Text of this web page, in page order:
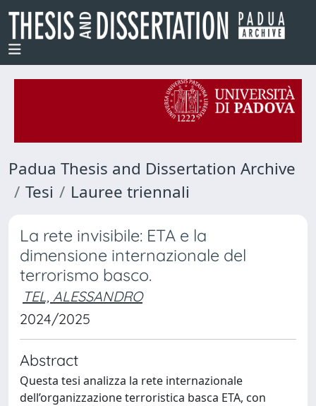
Padua Thesis and Dissertation Archive
Tesi
Lauree triennali
La rete invisibile: ETA e la
dimensione internazionale del
terrorismo basco.
TEL, ALESSANDRO
2024/2025
Abstract
Questa tesi analizza la rete internazionale
dell’organizzazione terroristica basca ETA, con